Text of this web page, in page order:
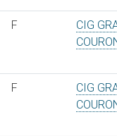
F
CIG
F
CIG